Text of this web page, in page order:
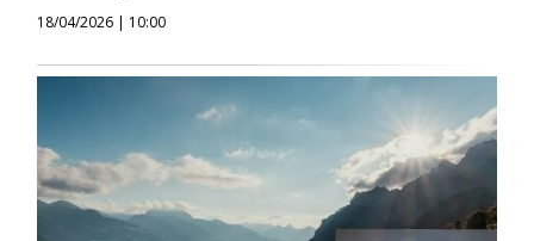
18/04/2026 | 10:00